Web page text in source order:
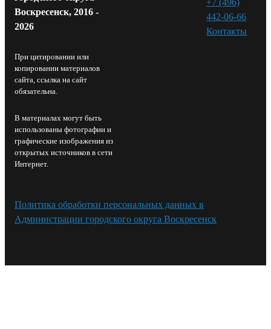
Воскресенск, 2016 -
2026
При цитировании или
копировании материалов
сайта, ссылка на сайт
обязательна.
В материалах могут быть
использованы фотографии и
графические изображения из
открытых источников в сети
Интернет.
442-06-66
Контакты⁠
Политика обработки персональных данных в
Администрации городского округа Воскресенск